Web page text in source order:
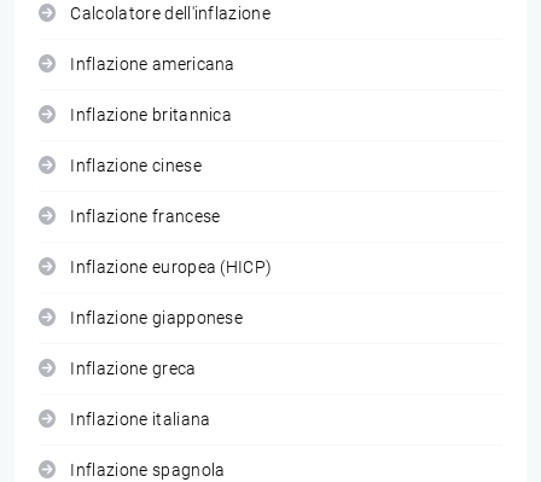
Calcolatore dell'inflazione
Inflazione americana
Inflazione britannica
Inflazione cinese
Inflazione francese
Inflazione europea (HICP)
Inflazione giapponese
Inflazione greca
Inflazione italiana
Inflazione spagnola